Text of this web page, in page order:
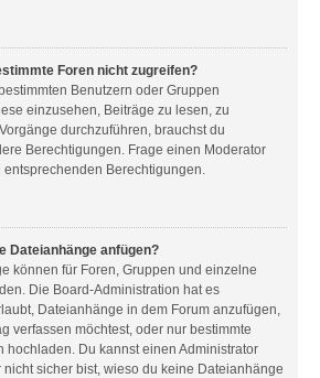
Foren nicht zugreifen?
Benutzern oder Gruppen
einzusehen, Beiträge zu lesen, zu
durchzuführen, brauchst du
Berechtigungen. Frage einen Moderator
Berechtigungen.
Dateianhänge anfügen?
können für Foren, Gruppen und einzelne
Die Board-Administration hat es
Dateianhänge in dem Forum anzufügen,
verfassen möchtest, oder nur bestimmte
hochladen. Du kannst einen Administrator
sicher bist, wieso du keine Dateianhänge